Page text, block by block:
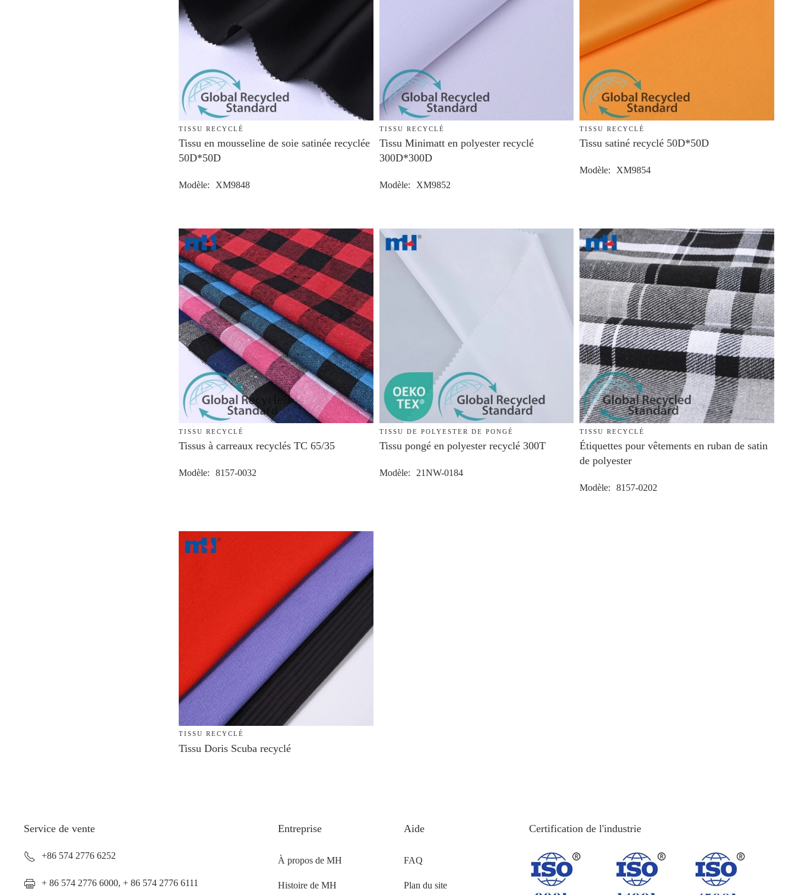
TISSU RECYCLÉ
Tissu en mousseline de soie satinée recyclée
50D*50D
Modèle XM9848
TISSU RECYCLÉ
Tissu Minimatt en polyester recyclé
300D*300D
Modèle XM9852
TISSU RECYCLÉ
Tissu satiné recyclé 50D*50D
Modèle XM9854
TISSU RECYCLÉ
Tissus à carreaux recyclés TC 65/35
Modèle 8157-0032
TISSU DE POLYESTER DE PONGÉ
Tissu pongé en polyester recyclé 300T
Modèle 21NW-0184
TISSU RECYCLÉ
Étiquettes pour vêtements en ruban de satin
de polyester
Modèle 8157-0202
TISSU RECYCLÉ
Tissu Doris Scuba recyclé
Service de vente
+86 574 2776 6252
+ 86 574 2776 6000, + 86 574 2776 6111
Entreprise
À propos de MH
Histoire de MH
Aide
FAQ
Plan du site
Certification de l'industrie